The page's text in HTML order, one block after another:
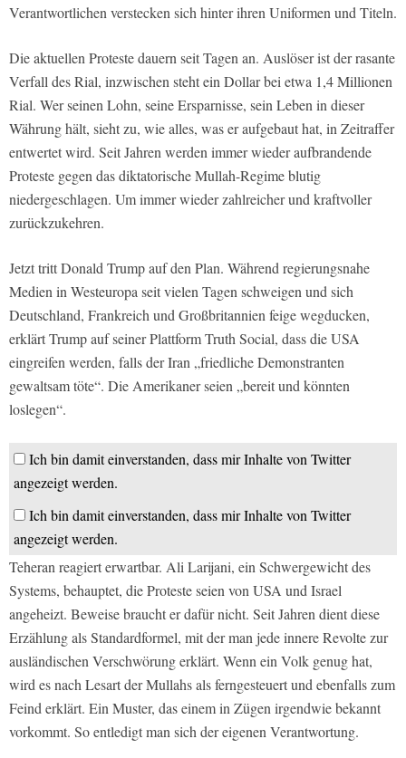
Verantwortlichen verstecken sich hinter ihren Uniformen und Titeln.
Die aktuellen Proteste dauern seit Tagen an. Auslöser ist der rasante
Verfall des Rial, inzwischen steht ein Dollar bei etwa 1,4 Millionen
Rial. Wer seinen Lohn, seine Ersparnisse, sein Leben in dieser
Währung hält, sieht zu, wie alles, was er aufgebaut hat, in Zeitraffer
entwertet wird. Seit Jahren werden immer wieder aufbrandende
Proteste gegen das diktatorische Mullah-Regime blutig
niedergeschlagen. Um immer wieder zahlreicher und kraftvoller
zurückzukehren.
Jetzt tritt Donald Trump auf den Plan. Während regierungsnahe
Medien in Westeuropa seit vielen Tagen schweigen und sich
Deutschland, Frankreich und Großbritannien feige wegducken,
erklärt Trump auf seiner Plattform Truth Social, dass die USA
eingreifen werden, falls der Iran „friedliche Demonstranten
gewaltsam töte“. Die Amerikaner seien „bereit und könnten
loslegen“.
Ich bin damit einverstanden, dass mir Inhalte von Twitter
angezeigt werden.
Ich bin damit einverstanden, dass mir Inhalte von Twitter
angezeigt werden.
Teheran reagiert erwartbar. Ali Larijani, ein Schwergewicht des
Systems, behauptet, die Proteste seien von USA und Israel
angeheizt. Beweise braucht er dafür nicht. Seit Jahren dient diese
Erzählung als Standardformel, mit der man jede innere Revolte zur
ausländischen Verschwörung erklärt. Wenn ein Volk genug hat,
wird es nach Lesart der Mullahs als ferngesteuert und ebenfalls zum
Feind erklärt. Ein Muster, das einem in Zügen irgendwie bekannt
vorkommt. So entledigt man sich der eigenen Verantwortung.